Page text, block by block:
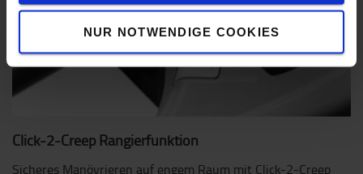
NUR NOTWENDIGE COOKIES
Click-2-Creep Rangierfunktion
Sicheres Manövrieren auf engem Raum mit Click-2-Creep